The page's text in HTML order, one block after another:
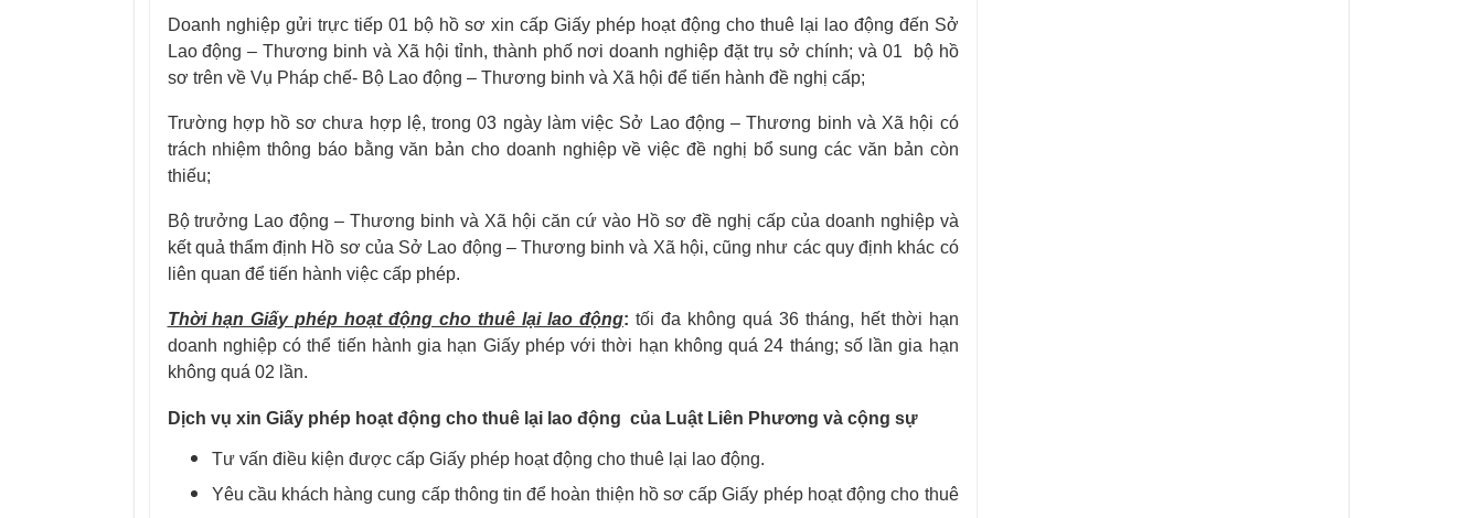
Doanh nghiệp gửi trực tiếp 01 bộ hồ sơ xin cấp Giấy phép hoạt động cho thuê lại lao động đến Sở
Lao động – Thương binh và Xã hội tỉnh, thành phố nơi doanh nghiệp đặt trụ sở chính; và 01 bộ hồ
sơ trên về Vụ Pháp chế- Bộ Lao động – Thương binh và Xã hội để tiến hành đề nghị cấp;
Trường hợp hồ sơ chưa hợp lệ, trong 03 ngày làm việc Sở Lao động – Thương binh và Xã hội có
trách nhiệm thông báo bằng văn bản cho doanh nghiệp về việc đề nghị bổ sung các văn bản còn
thiếu;
Bộ trưởng Lao động – Thương binh và Xã hội căn cứ vào Hồ sơ đề nghị cấp của doanh nghiệp và
kết quả thẩm định Hồ sơ của Sở Lao động – Thương binh và Xã hội, cũng như các quy định khác có
liên quan để tiến hành việc cấp phép.
Thời hạn Giấy phép hoạt động cho thuê lại lao động: tối đa không quá 36 tháng, hết thời hạn
doanh nghiệp có thể tiến hành gia hạn Giấy phép với thời hạn không quá 24 tháng; số lần gia hạn
không quá 02 lần.
Dịch vụ xin Giấy phép hoạt động cho thuê lại lao động của Luật Liên Phương và cộng sự
Tư vấn điều kiện được cấp Giấy phép hoạt động cho thuê lại lao động.
Yêu cầu khách hàng cung cấp thông tin để hoàn thiện hồ sơ cấp Giấy phép hoạt động cho thuê